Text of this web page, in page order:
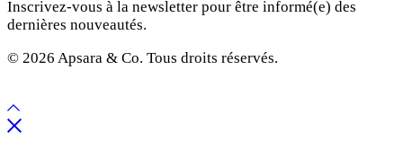
Inscrivez-vous à la newsletter pour être informé(e) des
dernières nouveautés.
© 2026 Apsara & Co. Tous droits réservés.